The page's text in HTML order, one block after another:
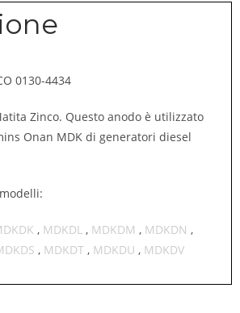
0130-4434
Zinco. Questo anodo è utilizzato
Onan MDK di generatori diesel
, MDKDL , MDKDM , MDKDN ,
, MDKDT , MDKDU , MDKDV